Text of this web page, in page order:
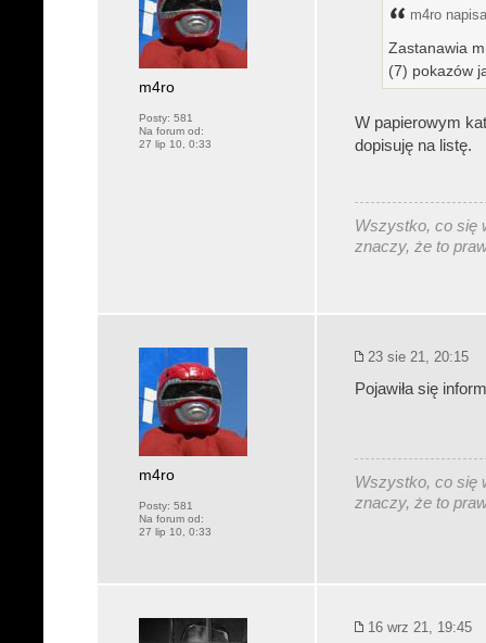
m4ro
Posty: 581
Na forum od:
27 lip 10, 0:33
m4ro
Zastanawia
(7) pokazów
W papierowym
dopisuję na listę.
Wszystko, co się
znaczy, że to
m4ro
Posty: 581
Na forum od:
27 lip 10, 0:33
23 sie 21, 20:15
Pojawiła się
Wszystko, co się
znaczy, że to
16 wrz 21, 19:45